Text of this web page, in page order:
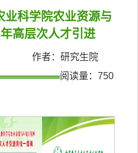
业科学院农业资源与
高层次人才引进
作者：研究生院
阅读量： 750